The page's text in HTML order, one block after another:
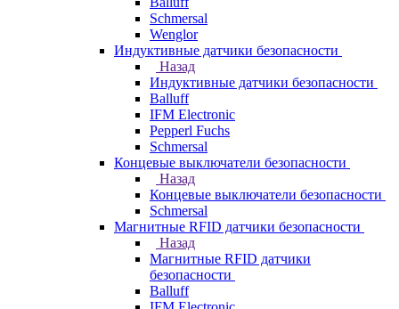
Schmersal
Wenglor
Индуктивные датчики безопасности
Назад
Индуктивные датчики безопасности
Balluff
IFM Electronic
Pepperl Fuchs
Schmersal
Концевые выключатели безопасности
Назад
Концевые выключатели безопасности
Schmersal
Магнитные RFID датчики безопасности
Назад
Магнитные RFID датчики
безопасности
Balluff